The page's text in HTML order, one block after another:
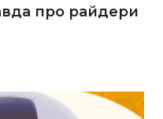
про райдери